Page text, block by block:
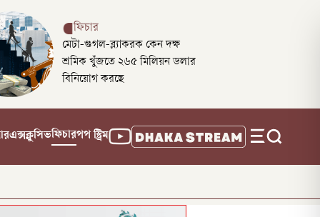
ফিচার
মেটা-গুগল-ব্ল্যাকরক কেন দক্ষ
শ্রমিক খুঁজতে ২৬৫ মিলিয়ন ডলার
বিনিয়োগ করছে
এক্সক্লুসিভফিচারপপ স্ট্রিম